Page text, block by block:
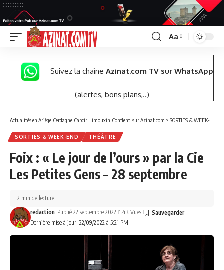
Font
Resizer
Aa
Suivez la chaîne Azinat.com TV sur WhatsApp
(alertes, bons plans,..)
Actualités en Ariège, Cerdagne, Capcir, Limouxin, Conflent, sur Azinat.com > SORTIES & WEEK-END
SORTIES & WEEK-END THÉÂTRE
Foix : « Le jour de l’ours » par la Cie
Les Petites Gens – 28 septembre
Dernière mise à jour: 22/09/2022 à 5:21 PM
redaction Publié 22 septembre 2022 1.4K Vues
2 min de lecture